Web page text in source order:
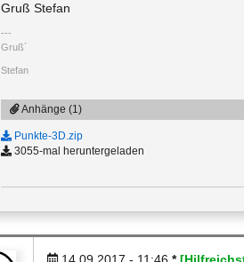
Gruß Stefan
Gruß´
Stefan
Anhänge (1)
Punkte-3D.zip
3055-mal heruntergeladen